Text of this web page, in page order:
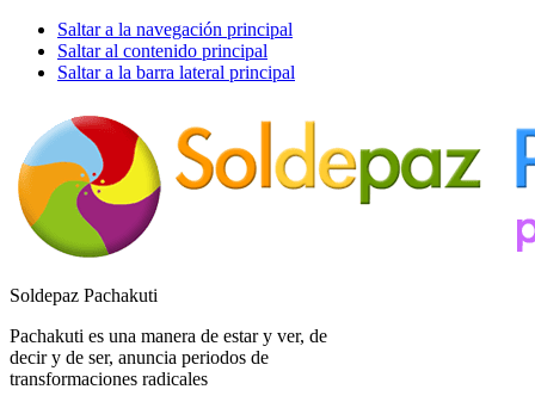
Saltar a la navegación principal
Saltar al contenido principal
Saltar a la barra lateral principal
Soldepaz Pachakuti
Pachakuti es una manera de estar y ver, de
decir y de ser, anuncia periodos de
transformaciones radicales